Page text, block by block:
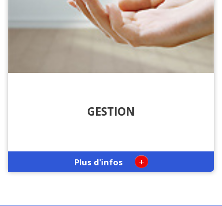
GESTION
Plus d'infos +